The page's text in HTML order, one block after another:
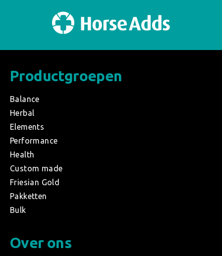
Productgroepen
Balance
Herbal
Elements
Performance
Health
Custom made
Friesian Gold
Pakketten
Bulk
Over ons